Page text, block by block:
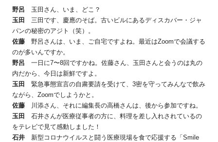
野呂 玉田さん、いま、どこ？
玉田
三田です、慶應のそば。古いビルにあるディスカバー・ジャ
パンの秘密のアジト（笑）。
佐藤 野呂さんは、いま、ご自宅ですよね。最近はZoomで会議する
のが多いんですか。
野呂 一日に7〜8回ですかね。佐藤さん、玉田さんと会うのは丸の
内だから、今日は新鮮ですよ。
玉田
緊急事態宣言の自粛要請を受けて、3密を守ってみんなで飲み
ながら、Zoomでしようかと。
佐藤 川添さん、それに編集長の高橋さんは、後から参加ですね。
玉田
石井さんが医療従事者の方に、料理を差し入れされているの
をテレビで見て感動しました！
石井 新型コロナウイルスと闘う医療現場を食で応援する「Smile